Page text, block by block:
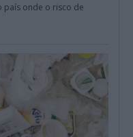
país onde o risco de